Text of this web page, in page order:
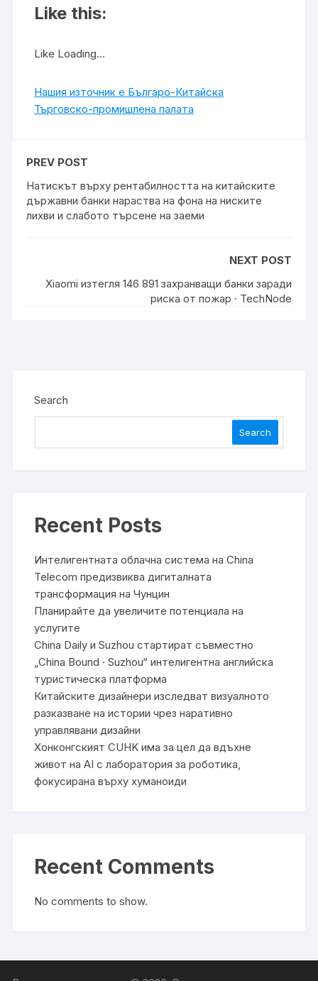
Like this:
Like Loading…
Нашия източник е Българо-Китайска
Търговско-промишлена палaта
PREV POST
Натискът върху рентабилността на китайските
държавни банки нараства на фона на ниските
лихви и слабото търсене на заеми
NEXT POST
Xiaomi изтегля 146 891 захранващи банки заради
риска от пожар · TechNode
Search
Search
Recent Posts
Интелигентната облачна система на China
Telecom предизвиква дигиталната
трансформация на Чунцин
Планирайте да увеличите потенциала на
услугите
China Daily и Suzhou стартират съвместно
„China Bound · Suzhou“ интелигентна английска
туристическа платформа
Китайските дизайнери изследват визуалното
разказване на истории чрез наративно
управлявани дизайни
Хонконгският CUHK има за цел да вдъхне
живот на AI с лаборатория за роботика,
фокусирана върху хуманоиди
Recent Comments
No comments to show.